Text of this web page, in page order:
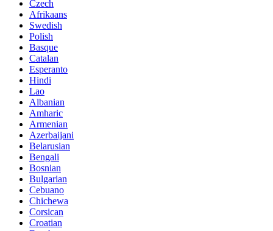
Czech
Afrikaans
Swedish
Polish
Basque
Catalan
Esperanto
Hindi
Lao
Albanian
Amharic
Armenian
Azerbaijani
Belarusian
Bengali
Bosnian
Bulgarian
Cebuano
Chichewa
Corsican
Croatian